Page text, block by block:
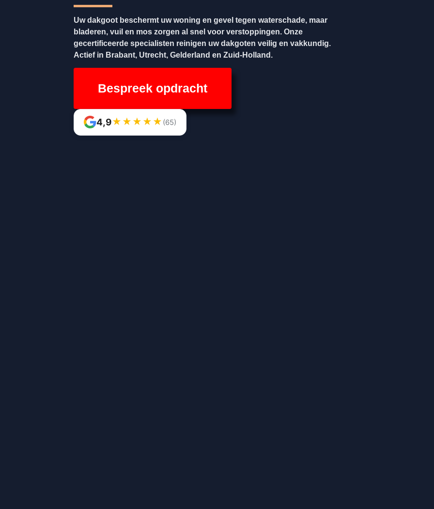
Uw dakgoot beschermt uw woning en gevel tegen waterschade, maar
bladeren, vuil en mos zorgen al snel voor verstoppingen. Onze
gecertificeerde specialisten reinigen uw dakgoten veilig en vakkundig.
Actief in Brabant, Utrecht, Gelderland en Zuid-Holland.
Bespreek opdracht
4,9★ ★ ★ ★ ★ (65)